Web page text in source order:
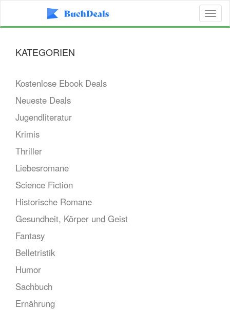
KATEGORIEN
Kostenlose Ebook Deals
Neueste Deals
Jugendliteratur
Krimis
Thriller
Liebesromane
Science Fiction
Historische Romane
Gesundheit, Körper und Geist
Fantasy
Belletristik
Humor
Sachbuch
Ernährung